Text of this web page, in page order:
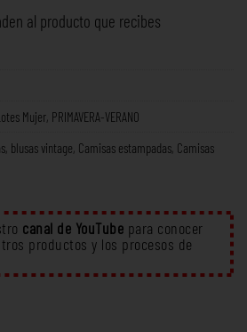
al producto que recibes
Mujer PRIMAVERA-VERANO
blusas vintage Camisas estampadas Camisas
canal de YouTube para conocer
productos y los procesos de